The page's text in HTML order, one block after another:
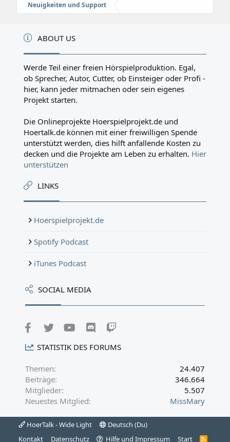
Neuigkeiten und Support
ABOUT US
Werde Teil einer freien Hörspielproduktion. Egal,
ob Sprecher, Autor, Cutter, ob Einsteiger oder Profi -
hier, kann jeder mitmachen oder sein eigenes
Projekt starten.
Die Onlineprojekte Hoerspielprojekt.de und
Hoertalk.de können mit einer freiwilligen Spende
unterstützt werden, dies hilft anfallende Kosten zu
decken und die Projekte am Leben zu erhalten. Hier
unterstützen
LINKS
Hoerspielprojekt.de
Spotify Podcast
iTunes Podcast
SOCIAL MEDIA
FacebookTwitter youtubeDiscord
STATISTIK DES FORUMS
Themen
24.407
Beiträge
346.664
Mitglieder
5.507
Neuestes Mitglied
MissMary
HoerTalk - Wide Light
Deutsch (Du)
Kontakt
Datenschutz Hilfe und Impressum Start R